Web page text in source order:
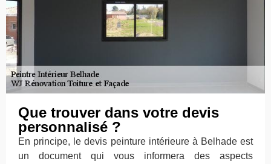
Que trouver dans votre devis
personnalisé ?
En principe, le devis peinture intérieure à Belhade est
un document qui vous informera des aspects